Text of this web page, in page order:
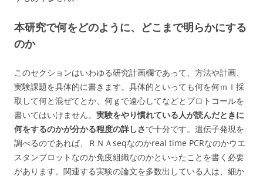
本研究で何をどのように、どこまで明らかにする
のか
このセクションはいわゆる研究計画欄であって、方法や計画、
実験課題を具体的に書きます。具体的といっても何を何ｍｌ採
取して何と混ぜてとか、何ｇで遠心してなどとプロトコールを
書いてはいけません。 実験をやり慣れている人が読んだときに
何をするのかが分かる程度の詳しさで十分です。遺伝子発現を
調べるのであれば、ＲＮＡseqなのかreal time PCRなのかウエ
スタンブロットなのか免疫組織なのかといったことを書く必要
があります。関連する実験の論文を多数出している人は、細か